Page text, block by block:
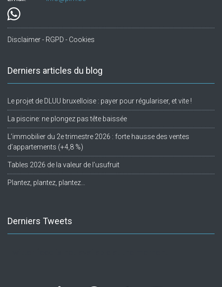
Disclaimer - RGPD - Cookies
Derniers articles du blog
Le projet de DLUU bruxelloise : payer pour régulariser, et vite !
La piscine: ne plongez pas tête baissée
L’immobilier du 2e trimestre 2026 : forte hausse des ventes
d’appartements (+4,8 %)
Tables 2026 de la valeur de l’usufruit
Plantez, plantez, plantez…
Derniers Tweets